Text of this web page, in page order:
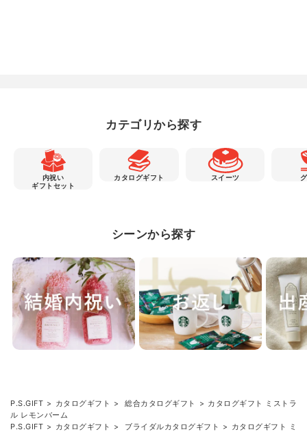
カテゴリから探す
内祝い
ギフトセット
カタログギフト スイーツ
シーンから探す
P.S.GIFT カタログギフト 総合カタログギフト
カタログギフト ミストラ
ル レモンバーム
P.S.GIFT
カタログギフト ブライダルカタログギフト
カタログギフト ミ